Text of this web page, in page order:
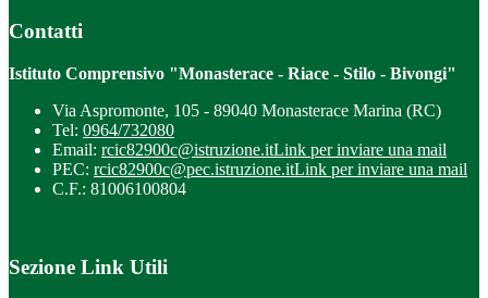
Contatti
Istituto Comprensivo "Monasterace - Riace - Stilo - Bivongi"
Via Aspromonte, 105 - 89040 Monasterace Marina (RC)
Tel: 0964/732080
Email: rcic82900c@istruzione.itLink per inviare una mail
PEC: rcic82900c@pec.istruzione.itLink per inviare una mail
C.F.: 81006100804
Sezione Link Utili